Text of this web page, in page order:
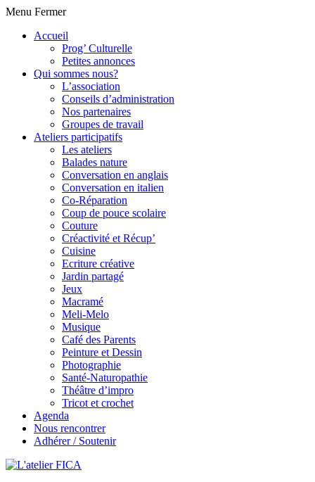
Menu Fermer
Accueil
Prog’ Culturelle
Petites annonces
Qui sommes nous?
L’association
Conseils d’administration
Nos partenaires
Groupes de travail
Ateliers participatifs
Les ateliers
Balades nature
Conversation en anglais
Conversation en italien
Co-Réparation
Coup de pouce scolaire
Couture
Créactivité et Récup’
Cuisine
Ecriture créative
Jardin partagé
Jeux
Macramé
Meli-Melo
Musique
Café des Parents
Peinture et Dessin
Photographie
Santé-Naturopathie
Théâtre d’impro
Tricot et crochet
Agenda
Nous rencontrer
Adhérer / Soutenir